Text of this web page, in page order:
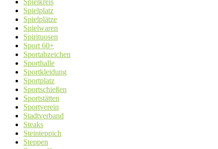
Spielplatz
Spielplätze
Spielwaren
Spirituosen
Sport 60+
Sportabzeichen
Sporthalle
Sportkleidung
Sportplatz
Sportschießen
Sportstätten
Sportverein
Stadtverband
Steaks
Steinteppich
Steppen